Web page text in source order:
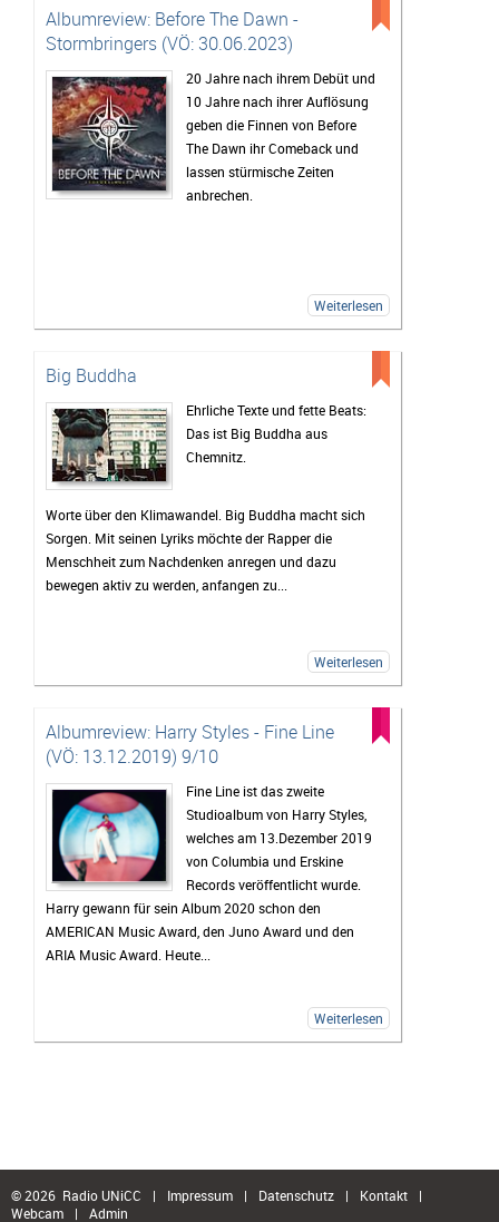
Albumreview: Before The Dawn -
Stormbringers (VÖ: 30.06.2023)
20 Jahre nach ihrem Debüt und
10 Jahre nach ihrer Auflösung
geben die Finnen von Before
The Dawn ihr Comeback und
lassen stürmische Zeiten
anbrechen.
Weiterlesen
Big Buddha
Ehrliche Texte und fette Beats:
Das ist Big Buddha aus
Chemnitz.
Worte über den Klimawandel. Big Buddha macht sich
Sorgen. Mit seinen Lyriks möchte der Rapper die
Menschheit zum Nachdenken anregen und dazu
bewegen aktiv zu werden, anfangen zu...
Weiterlesen
Albumreview: Harry Styles - Fine Line
(VÖ: 13.12.2019) 9/10
Fine Line ist das zweite
Studioalbum von Harry Styles,
welches am 13.Dezember 2019
von Columbia und Erskine
Records veröffentlicht wurde.
Harry gewann für sein Album 2020 schon den
AMERICAN Music Award, den Juno Award und den
ARIA Music Award. Heute...
Weiterlesen
© 2026 Radio UNiCC | Impressum | Datenschutz | Kontakt
|
Webcam
| Admin